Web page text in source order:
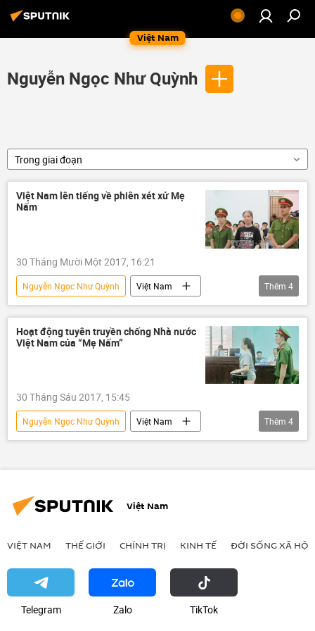
Việt Nam
Nguyễn Ngọc Như Quỳnh
Trong giai đoạn
Việt Nam lên tiếng về phiên xét xử Mẹ
Nấm
30 Tháng Mười Một 2017, 16:21
Nguyễn Ngọc Như Quỳnh
Việt Nam
Chính trị
Mẹ Nấm
Bộ Ngoại giao Việt Nam
chống phá nhà nước
Thêm 4
Hoạt động tuyên truyền chống Nhà nước
Việt Nam của “Mẹ Nấm”
30 Tháng Sáu 2017, 15:45
Nguyễn Ngọc Như Quỳnh
Việt Nam
Xã hội
Bộ Công an Việt Nam
Thêm 4
Việt Nam
VIỆT NAM THẾ GIỚI CHÍNH TRỊ KINH TẾ ĐỜI SỐNG XÃ HỘI
Telegram Zalo ТikТоk